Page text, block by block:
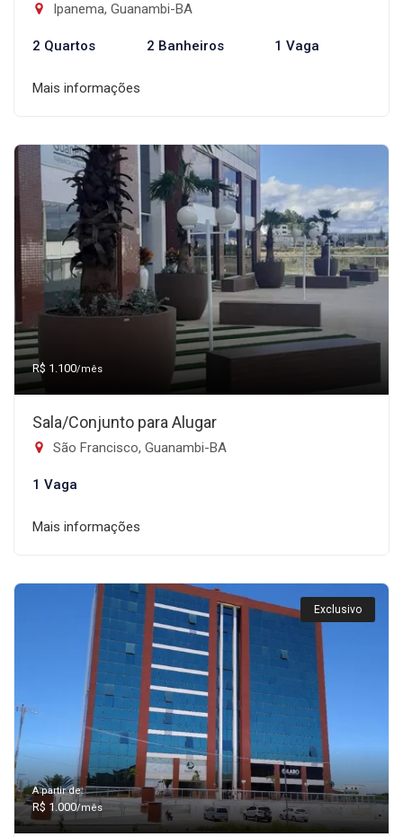
Ipanema, Guanambi-BA
2 Quartos 2 Banheiros 1 Vaga
Mais informações
R$ 1.100/mês
Sala/Conjunto para Alugar
São Francisco, Guanambi-BA
1 Vaga
Mais informações
Exclusivo
A partir de:
R$ 1.000/mês